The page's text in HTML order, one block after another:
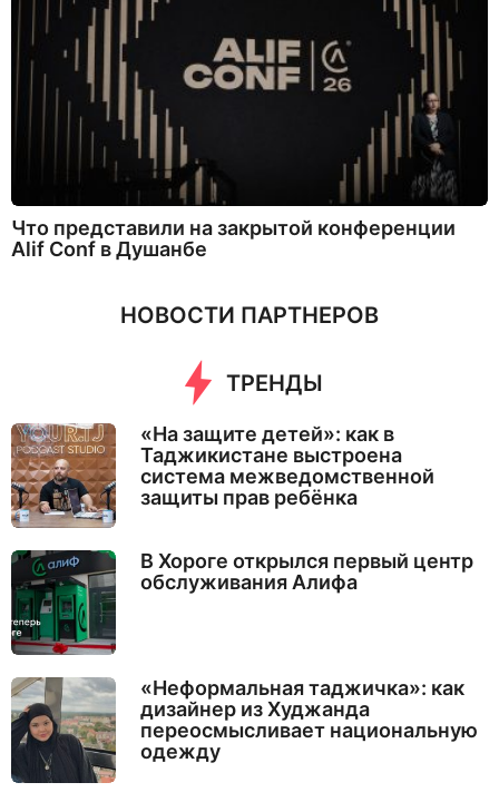
Что представили на закрытой конференции
Alif Conf в Душанбе
НОВОСТИ ПАРТНЕРОВ
ТРЕНДЫ
«На защите детей»: как в
Таджикистане выстроена
система межведомственной
защиты прав ребёнка
В Хороге открылся первый центр
обслуживания Алифа
«Неформальная таджичка»: как
дизайнер из Худжанда
переосмысливает национальную
одежду